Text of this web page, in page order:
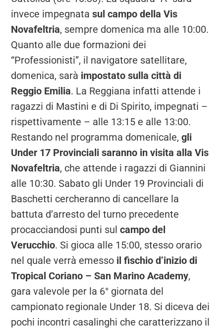
invece impegnatasul campo della Vis
Novafeltria, sempre domenica ma alle 10:00.
Quanto alle due formazioni dei
“Professionisti”, il navigatore satellitare,
domenica, sarà impostato sulla città di
Reggio Emilia. La Reggiana infatti attende i
ragazzi di Mastini e di Di Spirito, impegnati –
rispettivamente – alle 13:15 e alle 13:00.
Restando nel programma domenicale,gli
Under 17 Provinciali saranno in visita alla Vis
Novafeltria, che attende i ragazzi di Giannini
alle 10:30. Sabato gli Under 19 Provinciali di
Baschetti cercheranno di cancellare la
battuta d’arresto del turno precedente
procacciandosi punti sulcampo del
Verucchio. Si gioca alle 15:00, stesso orario
nel quale verrà emesso il fischio d’inizio di
Tropical Coriano – San Marino Academy,
gara valevole per la 6° giornata del
campionato regionale Under 18. Si diceva dei
pochi incontri casalinghi che caratterizzano il